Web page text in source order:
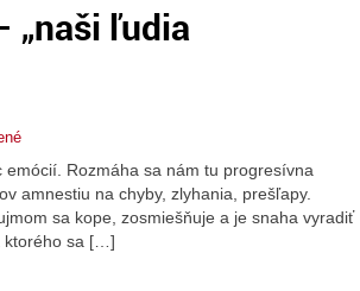
„naši ľudia
Rozmáha sa nám tu progresívna
amnestiu na chyby, zlyhania, prešľapy.
sa kope, zosmiešňuje a je snaha vyradiť
ktorého sa […]